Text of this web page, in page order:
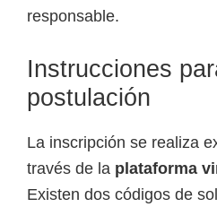
responsable.
Instrucciones
postulación
La inscripción se realiza
través de la plataforma
Existen dos códigos de